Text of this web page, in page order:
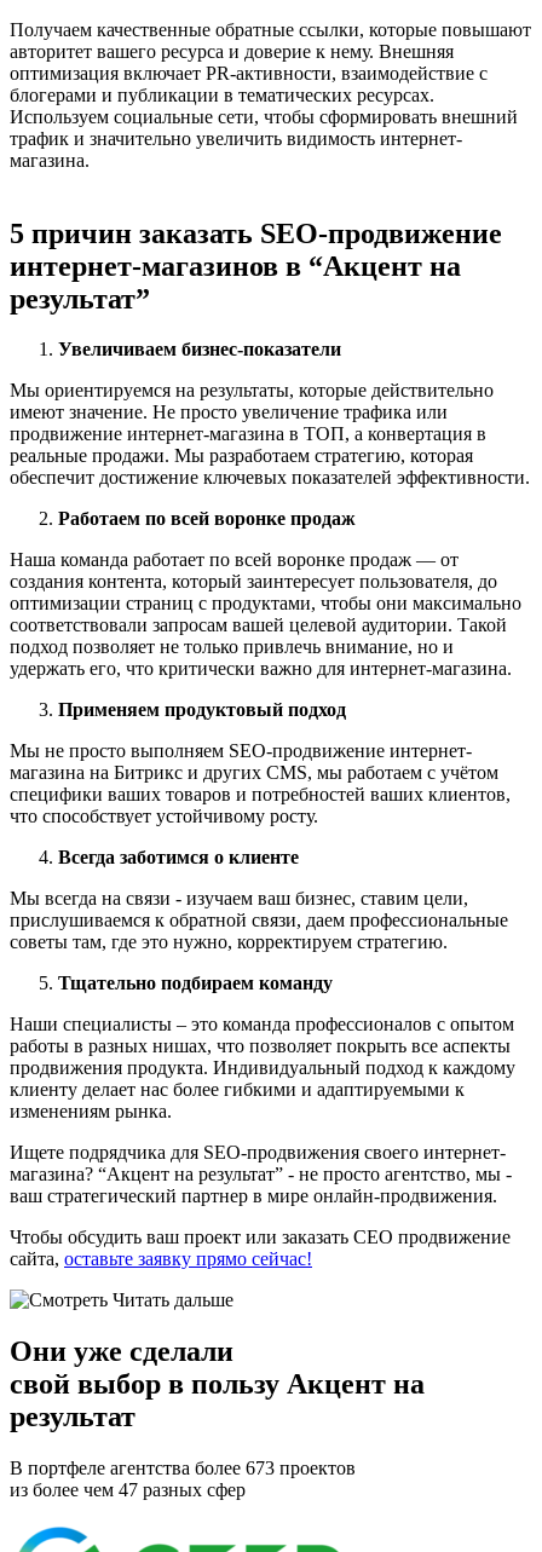
Получаем качественные обратные ссылки, которые повышают
авторитет вашего ресурса и доверие к нему. Внешняя
оптимизация включает PR-активности, взаимодействие с
блогерами и публикации в тематических ресурсах.
Используем социальные сети, чтобы сформировать внешний
трафик и значительно увеличить видимость интернет-
магазина.
5 причин заказать SEO-продвижение
интернет-магазинов в “Акцент на
результат”
Увеличиваем бизнес-показатели
Мы ориентируемся на результаты, которые действительно
имеют значение. Не просто увеличение трафика или
продвижение интернет-магазина в ТОП, а конвертация в
реальные продажи. Мы разработаем стратегию, которая
обеспечит достижение ключевых показателей эффективности.
Работаем по всей воронке продаж
Наша команда работает по всей воронке продаж — от
создания контента, который заинтересует пользователя, до
оптимизации страниц с продуктами, чтобы они максимально
соответствовали запросам вашей целевой аудитории. Такой
подход позволяет не только привлечь внимание, но и
удержать его, что критически важно для интернет-магазина.
Применяем продуктовый подход
Мы не просто выполняем SEO-продвижение интернет-
магазина на Битрикс и других CMS, мы работаем с учётом
специфики ваших товаров и потребностей ваших клиентов,
что способствует устойчивому росту.
Всегда заботимся о клиенте
Мы всегда на связи - изучаем ваш бизнес, ставим цели,
прислушиваемся к обратной связи, даем профессиональные
советы там, где это нужно, корректируем стратегию.
Тщательно подбираем команду
Наши специалисты – это команда профессионалов с опытом
работы в разных нишах, что позволяет покрыть все аспекты
продвижения продукта. Индивидуальный подход к каждому
клиенту делает нас более гибкими и адаптируемыми к
изменениям рынка.
Ищете подрядчика для SEO-продвижения своего интернет-
магазина? “Акцент на результат” - не просто агентство, мы -
ваш стратегический партнер в мире онлайн-продвижения.
Чтобы обсудить ваш проект или заказать СЕО продвижение
сайта, оставьте заявку прямо сейчас!
Читать дальше
Они уже сделали
свой выбор в пользу Акцент на
результат
В портфеле агентства более 673 проектов
из более чем 47 разных сфер